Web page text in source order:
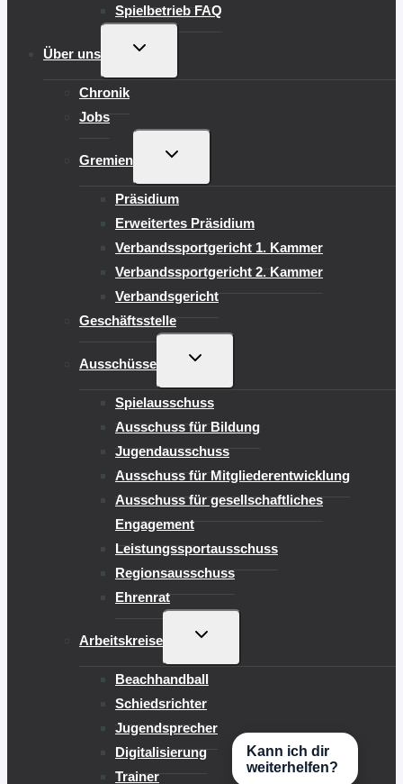
Kann ich dir
weiterhelfen?
Spielbetrieb FAQ
Über uns
UNTERMENÜ
Chronik
Jobs
Gremien
UNTERMENÜ
Präsidium
Erweitertes Präsidium
Verbandssportgericht 1. Kammer
Verbandssportgericht 2. Kammer
Verbandsgericht
Geschäftsstelle
Ausschüsse
UNTERMENÜ
Spielausschuss
Ausschuss für Bildung
Jugendausschuss
Ausschuss für Mitgliederentwicklung
Ausschuss für gesellschaftliches
Engagement
Leistungssportausschuss
Regionsausschuss
Ehrenrat
Arbeitskreise
UNTERMENÜ
Beachhandball
Schiedsrichter
Jugendsprecher
Digitalisierung
Trainer